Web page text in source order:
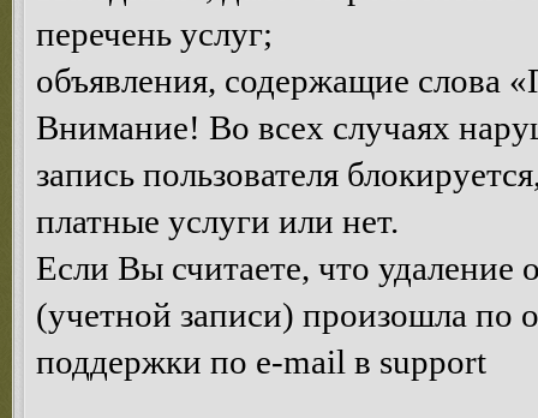
перечень услуг;
объявления, содержащие слова
Внимание! Во всех случаях
запись пользователя
платные услуги или нет.
Если Вы считаете, что удаление
(учетной записи) произошла по
поддержки по e-mail в support